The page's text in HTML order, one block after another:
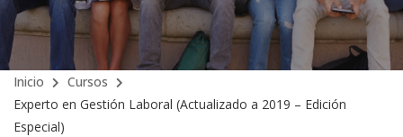
Inicio
Cursos
Experto en Gestión Laboral (Actualizado a 2019 – Edición
Especial)